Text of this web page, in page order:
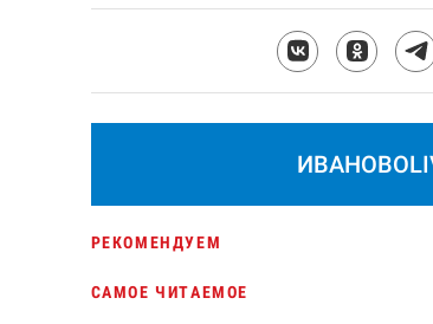
РЕКОМЕНДУЕМ
САМОЕ ЧИТАЕМОЕ